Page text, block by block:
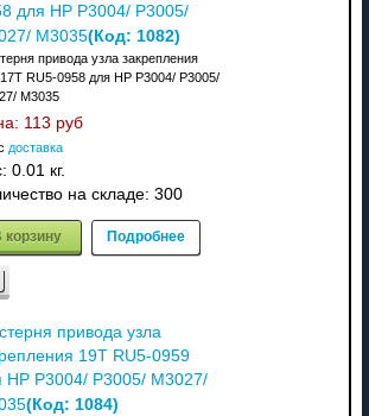
для HP P3004/ P3005/
M3035(Код: 1082)
привода узла закрепления
RU5-0958 для HP P3004/ P3005/
M3035
113 руб
доставка
0.01 кг.
на складе: 300
корзину Подробнее
привода узла
19T RU5-0959
HP P3004/ P3005/ M3027/
(Код: 1084)